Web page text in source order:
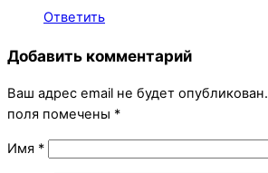
Ответить
Добавить комментарий
Ваш адрес email не будет опубликован.
поля помечены *
Имя *